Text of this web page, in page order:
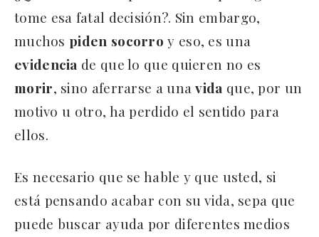
tome esa fatal decisión?. Sin embargo,
muchos piden socorro y eso, es una
evidencia de que lo que quieren no es
morir, sino aferrarse a unavida que, por un
motivo u otro, ha perdido el sentido para
ellos.
Es necesario que se hable y que usted, si
está pensando acabar con su vida, sepa que
puede buscar ayuda por diferentes medios